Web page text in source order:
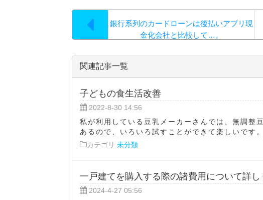
銀行系列のカードローンは後払いアプリ現
金化会社と比較して…。
関連記事一覧
子どもの食生活改善
2022-8-30 14:56
私が利用している豆乳メーカーさんでは、無調整
あるので、いろいろ試すことができて楽しいです
カテゴリ 未分類
一戸建てを購入する際の諸費用について詳し
2024-4-27 05:56